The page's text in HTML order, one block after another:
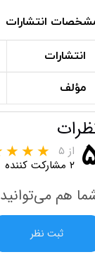
انتشارات
انتشارات
مؤلف
از ۵
۲ مشارکت کننده
هم
ثبت نظر